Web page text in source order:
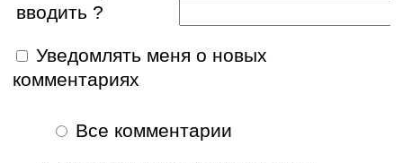
вводить ?
Уведомлять меня о новых
комментариях
Все комментарии